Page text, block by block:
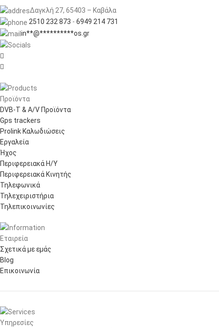
Δαγκλή 27, 65403 – Καβάλα
2510 232 873 - 6949 214 731
in**@**********os.gr


Προϊόντα
DVB-T & A/V Προϊόντα
Gps trackers
Prolink Καλωδιώσεις
Εργαλεία
Ήχος
Περιφερειακά Η/Υ
Περιφερειακά Κινητής
Τηλεφωνικά
Τηλεχειριστήρια
Τηλεπικοινωνίες
Εταιρεία
Σχετικά με εμάς
Blog
Επικοινωνία
Υπηρεσίες